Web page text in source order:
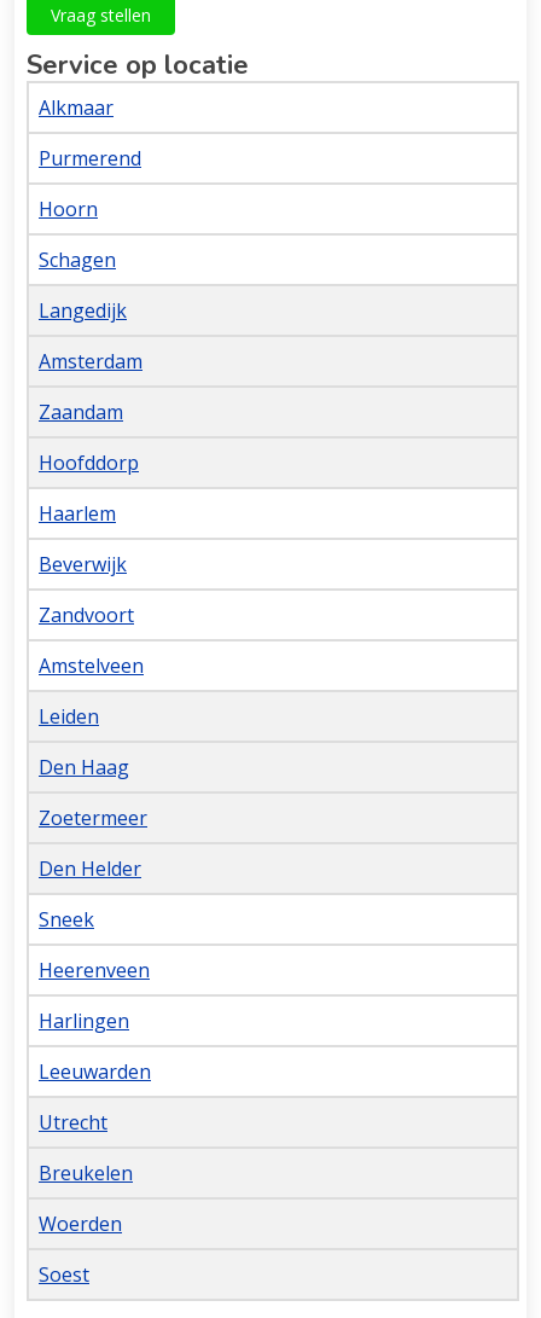
Vraag stellen
Service op locatie
Alkmaar
Purmerend
Hoorn
Schagen
Langedijk
Amsterdam
Zaandam
Hoofddorp
Haarlem
Beverwijk
Zandvoort
Amstelveen
Leiden
Den Haag
Zoetermeer
Den Helder
Sneek
Heerenveen
Harlingen
Leeuwarden
Utrecht
Breukelen
Woerden
Soest